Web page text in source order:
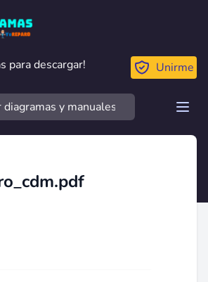
para descargar!
para descargar! Unirme